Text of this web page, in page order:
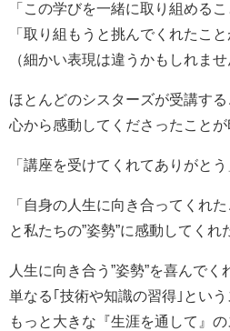
「この学びを一緒に取り組めるこ
「取り組もうと挑んでくれたこと
（細かい表現は違うかもしれませ
ほとんどのシスターズが受講す
心から感動してくださったことが
「講座を受けてくれてありがとう
「自身の人生に向き合ってくれた
と私たちの”姿勢”に感動してくれ
人生に向き合う”姿勢”を喜んでく
単なる｢技術や知識の習得｣という
もっと大きな『生涯を通して』